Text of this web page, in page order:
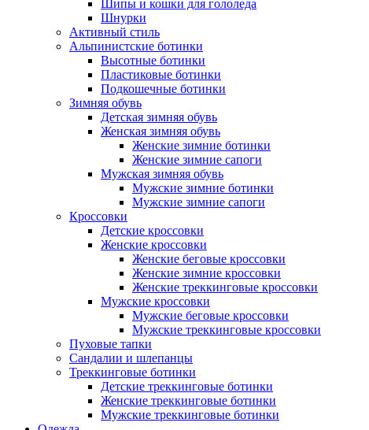
Шипы и кошки для гололеда
Шнурки
Активный стиль
Альпинистские ботинки
Высотные ботинки
Пластиковые ботинки
Подкошечные ботинки
Зимняя обувь
Детская зимняя обувь
Женская зимняя обувь
Женские зимние ботинки
Женские зимние сапоги
Мужская зимняя обувь
Мужские зимние ботинки
Мужские зимние сапоги
Кроссовки
Детские кроссовки
Женские кроссовки
Женские беговые кроссовки
Женские зимние кроссовки
Женские треккинговые кроссовки
Мужские кроссовки
Мужские беговые кроссовки
Мужские треккинговые кроссовки
Пуховые тапки
Сандалии и шлепанцы
Треккинговые ботинки
Детские треккинговые ботинки
Женские треккинговые ботинки
Мужские треккинговые ботинки